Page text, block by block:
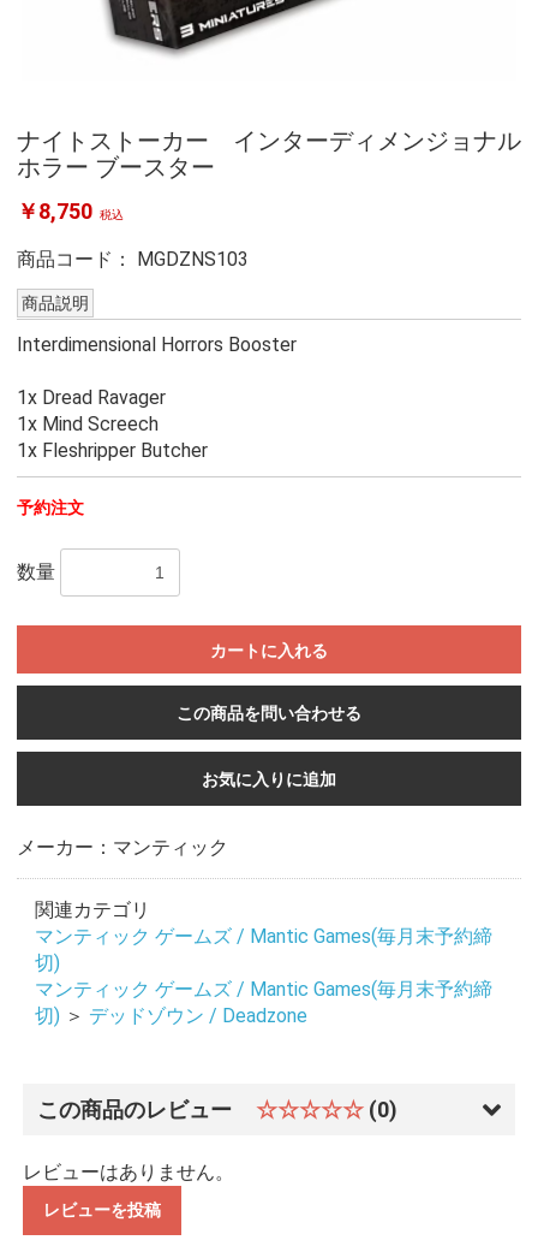
ナイトストーカー インターディメンジョナル
ホラー ブースター
￥8,750 税込
商品コード： MGDZNS103
商品説明
Interdimensional Horrors Booster
1x Dread Ravager
1x Mind Screech
1x Fleshripper Butcher
予約注文
数量
カートに入れる
この商品を問い合わせる
お気に入りに追加
メーカー：マンティック
関連カテゴリ
マンティック ゲームズ / Mantic Games(毎月末予約締
切)
マンティック ゲームズ / Mantic Games(毎月末予約締
切) ＞ デッドゾウン / Deadzone
この商品のレビュー ☆☆☆☆☆ (0)
レビューはありません。
レビューを投稿